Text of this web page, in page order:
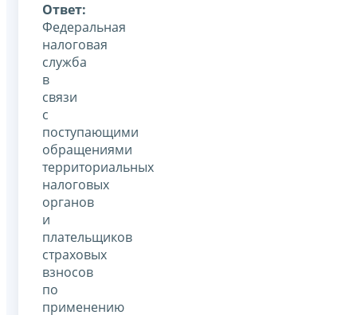
Ответ:
Федеральная
налоговая
служба
в
связи
с
поступающими
обращениями
территориальных
налоговых
органов
и
плательщиков
страховых
взносов
по
применению